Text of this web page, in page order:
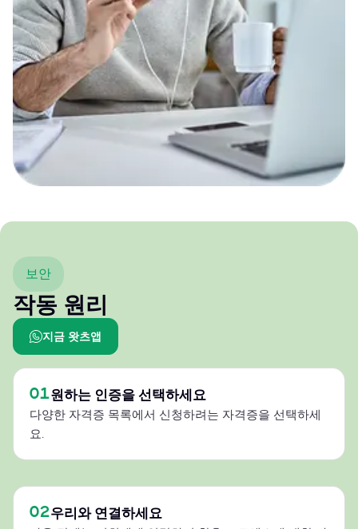
보안
작동 원리
지금 왓츠앱
01원하는 인증을 선택하세요
다양한 자격증 목록에서 신청하려는 자격증을 선택하세
요.
02우리와 연결하세요